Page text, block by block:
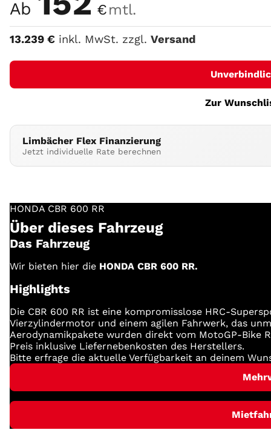
Ab €mtl.
13.239 € inkl. MwSt. zzgl. Versand
Zur
Limbächer Flex Finanzierung
Jetzt individuelle Rate berechnen
HONDA CBR 600 RR
Über dieses Fahrzeug
Das Fahrzeug
Wir bieten hier die HONDA CBR 600 RR.
Highlights
Die CBR 600 RR ist eine kompromisslose HRC-
Vierzylindermotor und einem agilen Fahrwerk, das
Aerodynamikpakete wurden direkt vom MotoGP-Bike
Preis inklusive Liefernebenkosten des Herstellers.
Bitte erfrage die aktuelle Verfügbarkeit an deinem